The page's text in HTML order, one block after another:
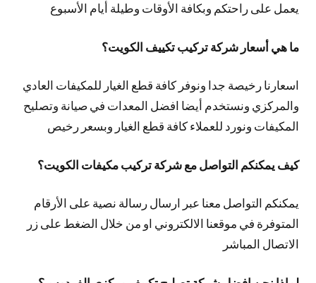
يعمل على راحتكم وبكافة الأوقات وطيلة أيام الأسبوع
ما هي أسعار شركة تركيب تكييف الكويت؟
اسعارنا رخيصة جدا ونوفر كافة قطع الغيار للمكيفات العادي
والمركزي ونستخدم أيضا افضل المعدات في صيانة وتصليح
المكيفات ونورد للعملاء كافة قطع الغيار وبسعر رخيص
كيف يمكنكم التواصل مع شركة تركيب مكيفات الكويت؟
يمكنكم التواصل معنا عبر ارسال رسالة نصية على الأرقام
المتوفرة في موقعنا الالكتروني او من خلال الضغط على زر
الاتصال المباشر